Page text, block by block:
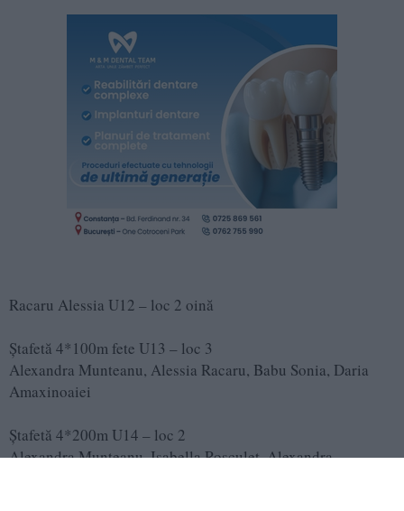
Racaru Alessia U12 – loc 2 oină
Ștafetă 4*100m fete U13 – loc 3
Alexandra Munteanu, Alessia Racaru, Babu Sonia, Daria
Amaxinoaiei
Ștafetă 4*200m U14 – loc 2
Alexandra Munteanu, Isabella Roșculeț, Alexandra